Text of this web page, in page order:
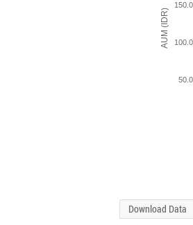
AUM (IDR)
Download Data